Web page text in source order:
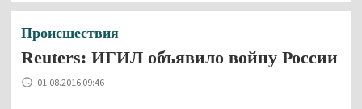
Происшествия
Reuters: ИГИЛ объявило войну России
01.08.2016 09:46